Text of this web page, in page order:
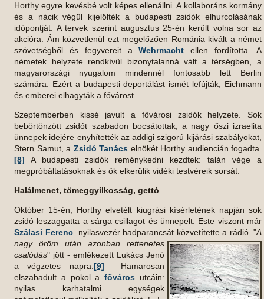
Horthy egyre kevésbé volt képes ellenállni. A kollaboráns kormány
és a nácik végül kijelölték a budapesti zsidók elhurcolásának
időpontját. A tervek szerint augusztus 25-én került volna sor az
akcióra. Ám közvetlenül ezt megelőzően Románia kivált a német
szövetségből és fegyvereit aWehrmacht ellen fordította. A
németek helyzete rendkívül bizonytalanná vált a térségben, a
magyarországi nyugalom mindennél fontosabb lett Berlin
számára. Ezért a budapesti deportálást ismét lefújták, Eichmann
és emberei elhagyták a fővárost.
Szeptemberben kissé javult a fővárosi zsidók helyzete. Sok
bebörtönzött zsidót szabadon bocsátottak, a nagy őszi izraelita
ünnepek idejére enyhítették az addigi szigorú kijárási szabályokat,
Stern Samut, a Zsidó Tanács elnökét Horthy audiencián fogadta.
[8] A budapesti zsidók reménykedni kezdtek: talán vége a
megpróbáltatásoknak és ők elkerülik vidéki testvéreik sorsát.
Halálmenet, tömeggyilkosság, gettó
Október 15-én, Horthy elvetélt kiugrási kísérletének napján sok
zsidó leszaggatta a sárga csillagot és ünnepelt. Este viszont már
Szálasi Ferenc
nyilasvezér hadparancsát közvetítette a rádió. "A
nagy öröm után azonban rettenetes
csalódás" jött - emlékezett Lukács Jenő
a végzetes napra. [9] Hamarosan
elszabadult a pokol afőváros utcáin:
nyilas karhatalmi egységek